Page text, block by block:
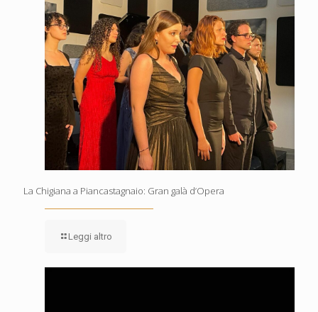
La Chigiana a Piancastagnaio: Gran galà d’Opera
Leggi altro